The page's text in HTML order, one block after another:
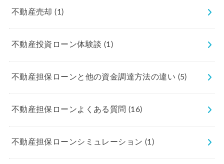
不動産売却(1)
不動産投資ローン体験談 (1)
不動産担保ローンと他の資金調達方法の違い (5)
不動産担保ローンよくある質問(16)
不動産担保ローンシミュレーション (1)